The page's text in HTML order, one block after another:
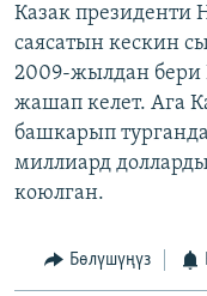
Казак президенти
саясатын кескин
2009-жылдан бери
жашап келет. Ага
башкарып
миллиард
коюлган.
Бөлүшүңүз